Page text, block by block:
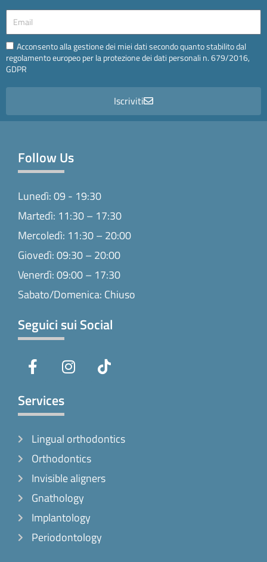
Email
Email
Acconsento alla gestione dei miei dati secondo quanto stabilito dal
regolamento europeo per la protezione dei dati personali n. 679/2016,
GDPR
Iscriviti
Follow Us
Lunedì: 09 - 19:30
Martedì: 11:30 – 17:30
Mercoledì: 11:30 – 20:00
Giovedì: 09:30 – 20:00
Venerdì: 09:00 – 17:30
Sabato/Domenica: Chiuso
Seguici sui Social
a
e
b
o
k
-
f
n
r
a
m
i
Services
Lingual orthodontics
Orthodontics
Invisible aligners
Gnathology
Implantology
Periodontology